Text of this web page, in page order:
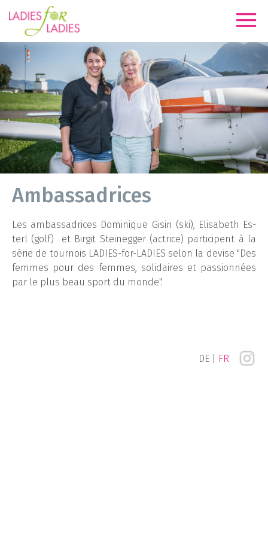
Am­bas­sa­drices
Les am­bas­sa­drices Do­mi­nique Gi­sin (ski), Eli­sa­beth Es­
terl (golf) et Bir­git Stei­neg­ger (ac­trice) par­ti­cipent à la
sé­rie de tour­nois LA­DIES-for-LA­DIES se­lon la de­vise "Des
femmes pour des femmes, so­li­daires et pas­sion­nées
par le plus beau sport du monde".
DE FR